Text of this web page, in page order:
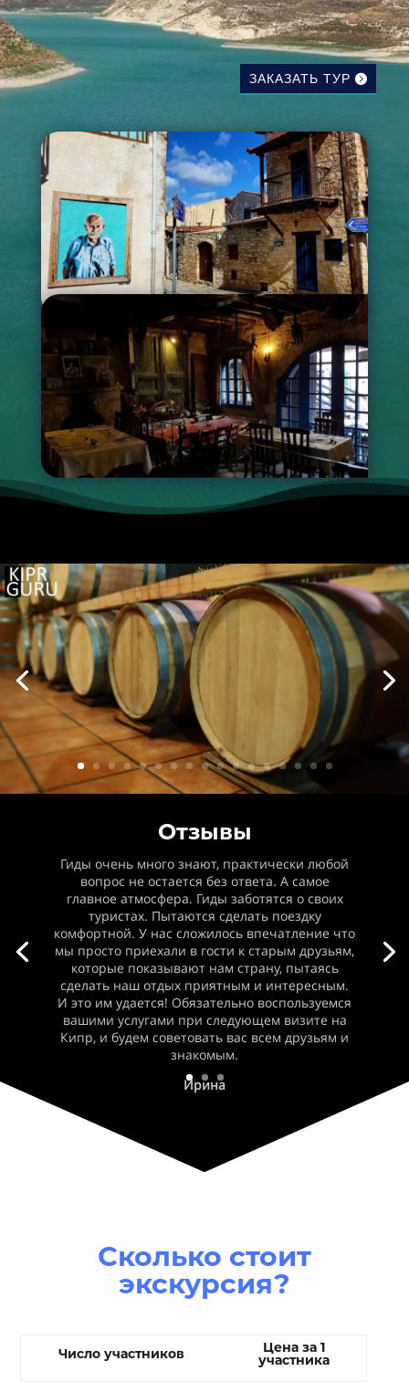
ЗАКАЗАТЬ ТУР
Отзывы
Гиды очень много знают, практически любой
вопрос не остается без ответа. А самое
главное атмосфера. Гиды заботятся о своих
туристах. Пытаются сделать поездку
комфортной. У нас сложилось впечатление что
мы просто приехали в гости к старым друзьям,
которые показывают нам страну, пытаясь
сделать наш отдых приятным и интересным.
И это им удается! Обязательно воспользуемся
вашими услугами при следующем визите на
Кипр, и будем советовать вас всем друзьям и
знакомым.
Ирина
Сколько стоит
экскурсия?
Число участников Цена за 1
участника